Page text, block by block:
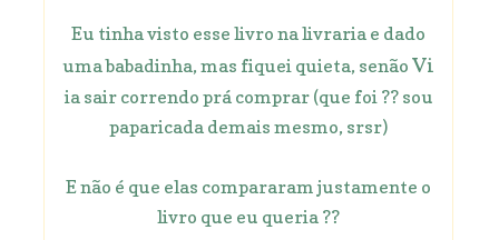
Eu tinha visto esse livro na livraria e dado
uma babadinha, mas fiquei quieta, senão Vi
ia sair correndo prá comprar (que foi ?? sou
paparicada demais mesmo, srsr)
E não é que elas compararam justamente o
livro que eu queria ??